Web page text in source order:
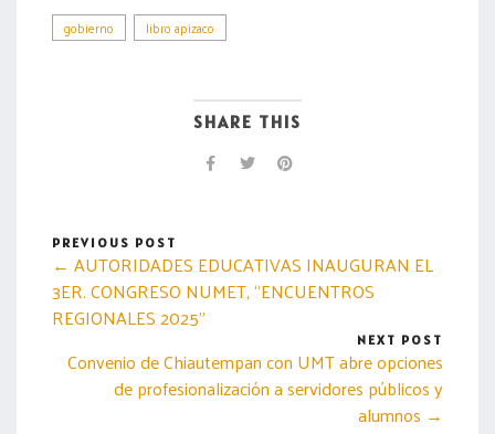
gobierno libro apizaco
SHARE THIS
PREVIOUS POST
← AUTORIDADES EDUCATIVAS INAUGURAN EL
3ER. CONGRESO NUMET, “ENCUENTROS
REGIONALES 2025”
NEXT POST
Convenio de Chiautempan con UMT abre opciones
de profesionalización a servidores públicos y
alumnos →